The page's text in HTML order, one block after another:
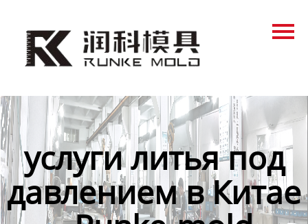
Продукция
Контакты
услуги литья под
давлением в Китае